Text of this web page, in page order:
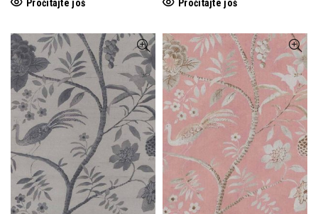
Pročitajte još Pročitajte još